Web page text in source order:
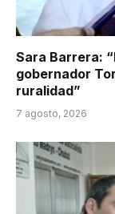
Sara Barrera:
gobernador
ruralidad”
7 agosto, 2026